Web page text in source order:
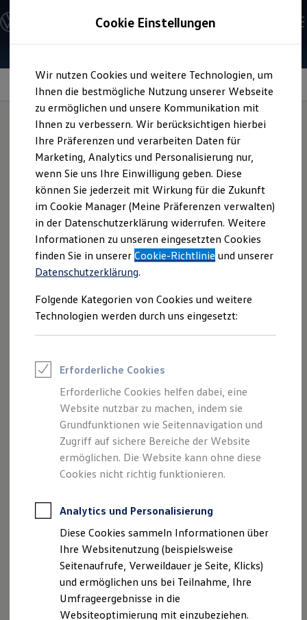
Hauptinhalt
springen
Footer
springen
Modelle und Konfigurator
Konfigurator
Modelle vergleichen
Elektroautos
ENERGY Sondermodelle
Nutzfahrzeuge
SUV und CUV
Familienautos
Kombis
Kompaktwagen
Sportwagen
Schnell verfügbare Fahrzeuge
Angebote und Produkte
Aktuelle Angebote
E-Auto-Förderung
Volkswagen Marktplatz
Die ENERGY Sondermodelle
Junge Gebrauchtwagen und Gebrauchtwagen
Volkswagen Zertifizierte Gebrauchtwagen
Elektromobilität bei Gebrauchtwagen
Saisonangebote
Reifenpakete
Leasing
Leasing-Angebote
Elektroauto Leasing
Kleinwagen-Leasing
Leasing ohne Anzahlung
Finanzierung
Autokredit mit Schlussrate
Versicherungen und Garantien
Kfz-Versicherung
Restschuldversicherungen
Garantien
Professional Class bei Volkswagen
Behörden
Direktkunden
Sonderfahrzeuge
Anpfiff zum Gewinn
Elektromobilität
Elektroautos
ID. Tutorials
18-Zoll-
Leichtmetallfelgen
„Nevada“für Ihren
T‑Cross
Mit den 18-Zoll-Leichtmetallfelgen „Nevada“ legen Sie
dem R-Felgenprogramm und überzeugen optisch mit ihrem
markanten Speichen-Design. Fragen Sie die Felgen gern bei
Ihrem VolkswagenPartner an.
18-Zoll-Leichtmetallfelgen „Nevada“ anfragen
Nutzungsbedingungen
Cookie Einstellungen
Wir nutzen Cookies und weitere Technologien, um
Ihnen die bestmögliche Nutzung unserer Webseite
zu ermöglichen und unsere Kommunikation mit
Ihnen zu verbessern. Wir berücksichtigen hierbei
Ihre Präferenzen und verarbeiten Daten für
Marketing, Analytics und Personalisierung nur,
wenn Sie uns Ihre Einwilligung geben. Diese
können Sie jederzeit mit Wirkung für die Zukunft
im Cookie Manager (Meine Präferenzen verwalten)
in der Datenschutzerklärung widerrufen. Weitere
Informationen zu unseren eingesetzten Cookies
finden Sie in unsererCookie-Richtlinie und unserer
Datenschutzerklärung.
Folgende Kategorien von Cookies und weitere
Technologien werden durch uns eingesetzt:
Erforderliche Cookies
Erforderliche Cookies helfen dabei, eine
Website nutzbar zu machen, indem sie
Grundfunktionen wie Seitennavigation und
Zugriff auf sichere Bereiche der Website
ermöglichen. Die Website kann ohne diese
Cookies nicht richtig funktionieren.
Analytics und Personalisierung
Diese Cookies sammeln Informationen über
Ihre Websitenutzung (beispielsweise
Seitenaufrufe, Verweildauer je Seite, Klicks)
und ermöglichen uns bei Teilnahme, Ihre
Umfrageergebnisse in die
Websiteoptimierung mit einzubeziehen.